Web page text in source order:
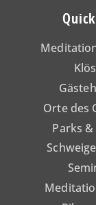
Orte des
Parks